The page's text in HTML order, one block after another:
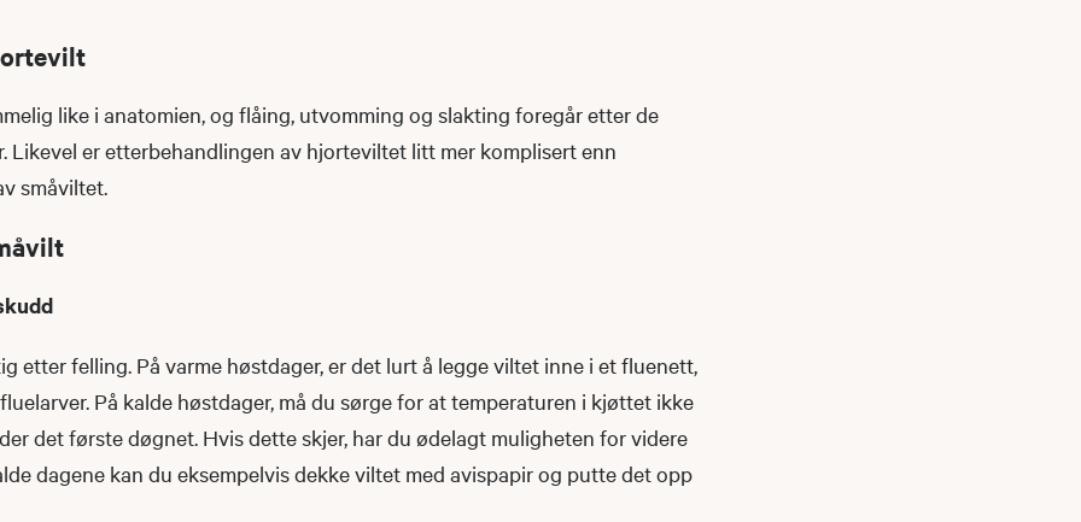
like i anatomien, og flåing, utvomming og slakting foregår etter de
Likevel er etterbehandlingen av hjorteviltet litt mer komplisert enn
småviltet.
etter felling. På varme høstdager, er det lurt å legge viltet inne i et fluenett,
På kalde høstdager, må du sørge for at temperaturen i kjøttet ikke
det første døgnet. Hvis dette skjer, har du ødelagt muligheten for videre
dagene kan du eksempelvis dekke viltet med avispapir og putte det opp